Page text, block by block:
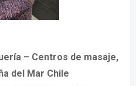
– Centros de masaje,
del Mar Chile